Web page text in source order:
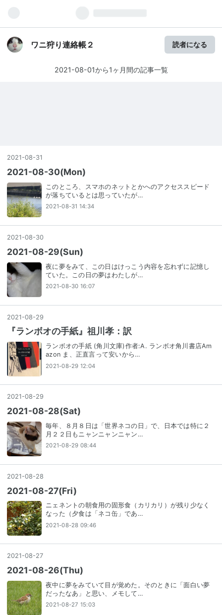
ワニ狩り連絡帳２ 読者になる
2021-08-01から1ヶ月間の記事一覧
2021 -08-31
2021-08-30(Mon)
このところ、スマホのネットとかへのアクセススピード
が落ちているとは思っていたが…
2021-08-31 14:34
2021 -08-30
2021-08-29(Sun)
夜に夢をみて、この日はけっこう内容を忘れずに記憶し
ていた。この日の夢はわたしが…
2021-08-30 16:07
2021-08-29
『ランボオの手紙』祖川孝：訳
ランボオの手紙 (角川文庫)作者:A. ランボオ角川書店Am
azon ま、正直言って安いから…
2021-08-29 12:04
2021 -08-29
2021-08-28(Sat)
毎年、８月８日は「世界ネコの日」で、日本では特に２
月２２日もニャンニャンニャン…
2021-08-29 08:44
2021 -08-28
2021-08-27(Fri)
ニェネントの朝食用の固形食（カリカリ）が残り少なく
なった（夕食は「ネコ缶」であ…
2021-08-28 09:46
2021 -08-27
2021-08-26(Thu)
夜中に夢をみていて目が覚めた。そのときに「面白い夢
だったなあ」と思い、メモして…
2021-08-27 15:03